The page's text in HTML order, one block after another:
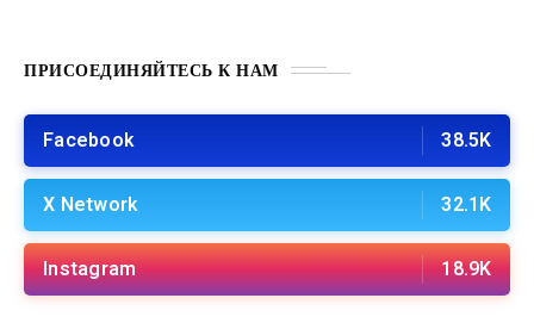
ПРИСОЕДИНЯЙТЕСЬ К НАМ
Facebook 38.5K
X Network 32.1K
Instagram 18.9K